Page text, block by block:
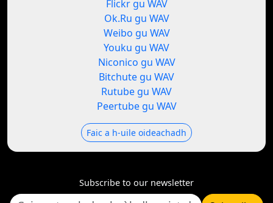
Flickr gu WAV
Ok.Ru gu WAV
Weibo gu WAV
Youku gu WAV
Niconico gu WAV
Bitchute gu WAV
Rutube gu WAV
Peertube gu WAV
Faic a h-uile oideachadh
Subscribe to our newsletter